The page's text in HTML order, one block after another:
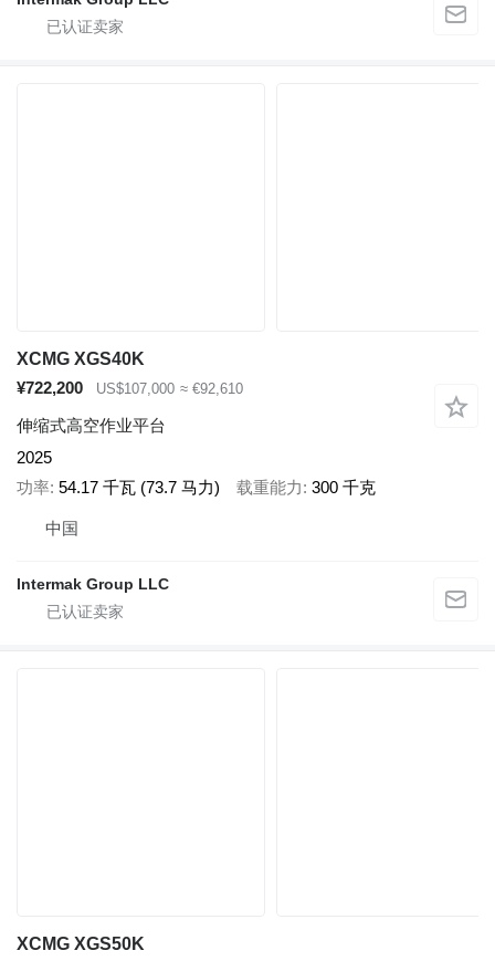
XCMG XGS40K
¥722,200
US$107,000 ≈ €92,610
伸缩式高空作业平台
2025
功率 54.17 千瓦 (73.7 马力) 载重能力 300 千克
中国
Intermak Group LLC
XCMG XGS50K